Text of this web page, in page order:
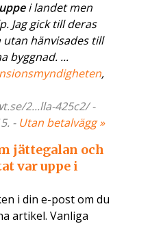
uppei landet men
Jag gick till deras
hänvisades till
byggnad. ...
,
2...lla-425c2/ -
- Utan betalvägg »
jättegalan och
var uppe i
i din e-post om du
artikel. Vanliga